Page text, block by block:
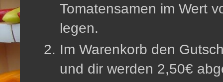
Tomatensamen im Wert
legen.
Im Warenkorb den
und dir werden 2,50€